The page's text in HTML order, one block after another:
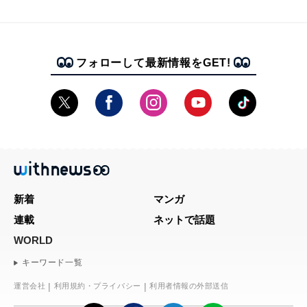
フォローして最新情報をGET!
新着
マンガ
連載
ネットで話題
WORLD
キーワード一覧
運営会社 利用規約・プライバシー 利用者情報の外部送信